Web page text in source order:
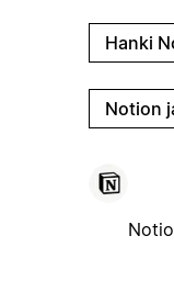
Hanki
Notion